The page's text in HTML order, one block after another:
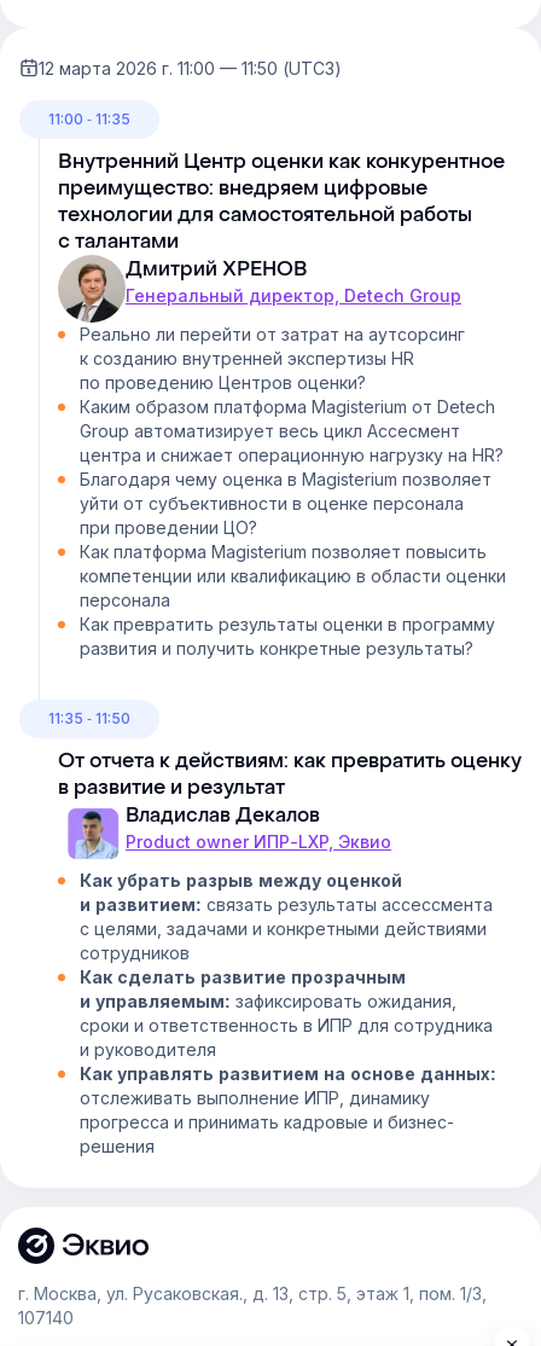
12 марта 2026 г. 11:00 — 11:50 (UTC3)
11:00 ‐ 11:35
Внутренний Центр оценки как конкурентное
преимущество: внедряем цифровые
технологии для самостоятельной работы
с талантами
Дмитрий ХРЕНОВ
Генеральный директор, Detech Group
Реально ли перейти от затрат на аутсорсинг
к созданию внутренней экспертизы HR
по проведению Центров оценки?
Каким образом платформа Magisterium от Detech
Group автоматизирует весь цикл Ассесмент
центра и снижает операционную нагрузку на HR?
Благодаря чему оценка в Magisterium позволяет
уйти от субъективности в оценке персонала
при проведении ЦО?
Как платформа Magisterium позволяет повысить
компетенции или квалификацию в области оценки
персонала
Как превратить результаты оценки в программу
развития и получить конкретные результаты?
11:35 ‐ 11:50
От отчета к действиям: как превратить оценку
в развитие и результат
Владислав Декалов
Product owner ИПР-LXP, Эквио
Как убрать разрыв между оценкой
и развитием: связать результаты ассессмента
с целями, задачами и конкретными действиями
сотрудников
Как сделать развитие прозрачным
и управляемым: зафиксировать ожидания,
сроки и ответственность в ИПР для сотрудника
и руководителя
Как управлять развитием на основе данных:
отслеживать выполнение ИПР, динамику
прогресса и принимать кадровые и бизнес-
решения
г. Москва, ул. Русаковская., д. 13, стр. 5, этаж 1, пом. 1/3,
107140